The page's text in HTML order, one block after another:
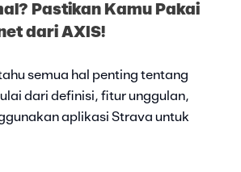
Pastikan Kamu Pakai
dari AXIS!
semua hal penting tentang
dari definisi, fitur unggulan,
aplikasi Strava untuk